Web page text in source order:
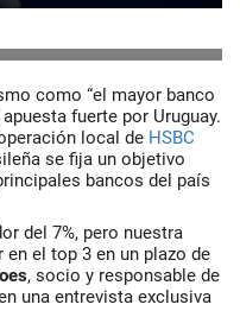
como “el mayor banco
fuerte por Uruguay.
local de HSBC
se fija un objetivo
bancos del país
del 7%, pero nuestra
el top 3 en un plazo de
, socio y responsable de
una entrevista exclusiva